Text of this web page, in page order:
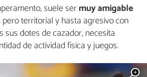
suele sermuy amigable
territorial y hasta agresivo con
sus dotes de cazador, necesita
de actividad física y juegos.